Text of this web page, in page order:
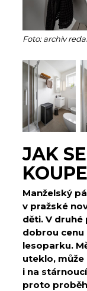
Foto: archiv
JAK
Manželský
v pražské
děti. V druhé
dobrou cenu
lesoparku.
uteklo,
i na
proto